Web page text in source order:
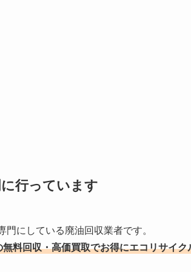
行っています
にしている廃油回収業者です。
無料回収・高価買取でお得にエコリサイク